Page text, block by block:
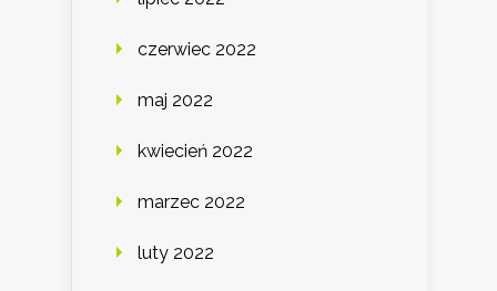
czerwiec 2022
maj 2022
kwiecień 2022
marzec 2022
luty 2022